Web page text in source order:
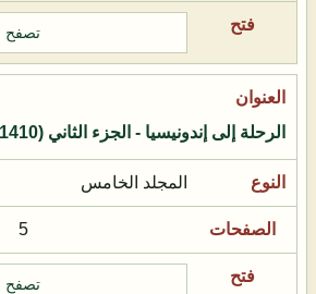
تصفح
الرحلة إلى إندونيسيا - الجزء الثاني (1410هـ - 1990م)
المجلد الخامس
5
تصفح